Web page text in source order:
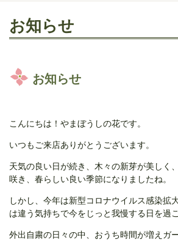
お知らせ
お知らせ
こんにちは！やまぼうしの花です。
いつもご来店ありがとうございます。
天気の良い日が続き、木々の新芽が美しく
咲き、春らしい良い季節になりましたね。
しかし、今年は新型コロナウイルス感染拡
は違う気持ちで今をじっと我慢する日を過
外出自粛の日々の中、おうち時間が増えガ